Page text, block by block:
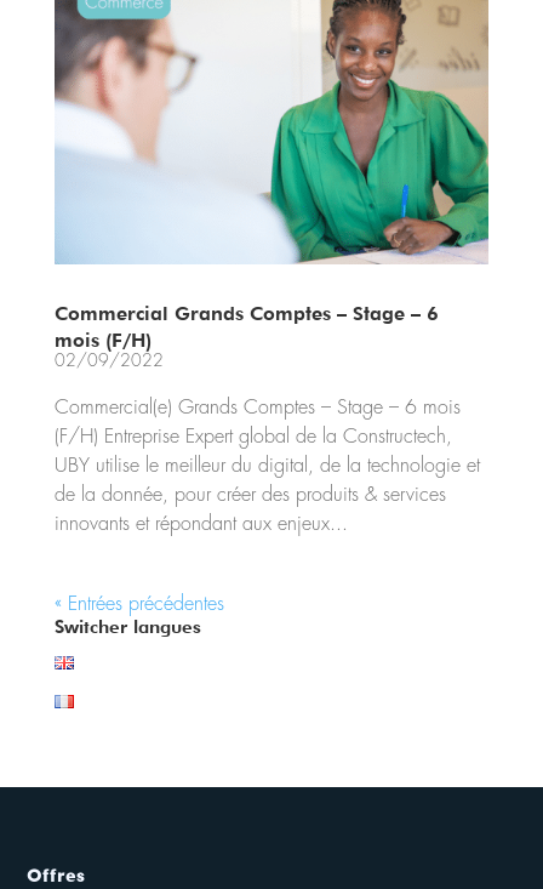
Commercial Grands Comptes – Stage – 6
mois (F/H)
02/09/2022
Commercial(e) Grands Comptes – Stage – 6 mois
(F/H) Entreprise Expert global de la Constructech,
UBY utilise le meilleur du digital, de la technologie et
de la donnée, pour créer des produits & services
innovants et répondant aux enjeux...
« Entrées précédentes
Switcher langues
Offres